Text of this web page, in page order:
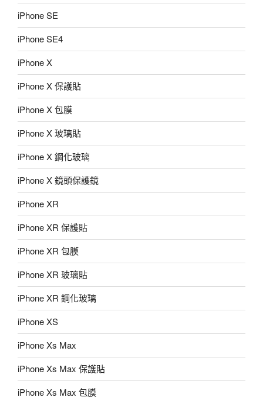
iPhone SE
iPhone SE4
iPhone X
iPhone X 保護貼
iPhone X 包膜
iPhone X 玻璃貼
iPhone X 鋼化玻璃
iPhone X 鏡頭保護鏡
iPhone XR
iPhone XR 保護貼
iPhone XR 包膜
iPhone XR 玻璃貼
iPhone XR 鋼化玻璃
iPhone XS
iPhone Xs Max
iPhone Xs Max 保護貼
iPhone Xs Max 包膜